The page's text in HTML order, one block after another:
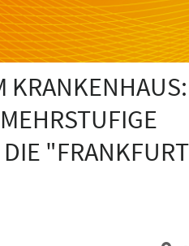
KRANKENHAUS: